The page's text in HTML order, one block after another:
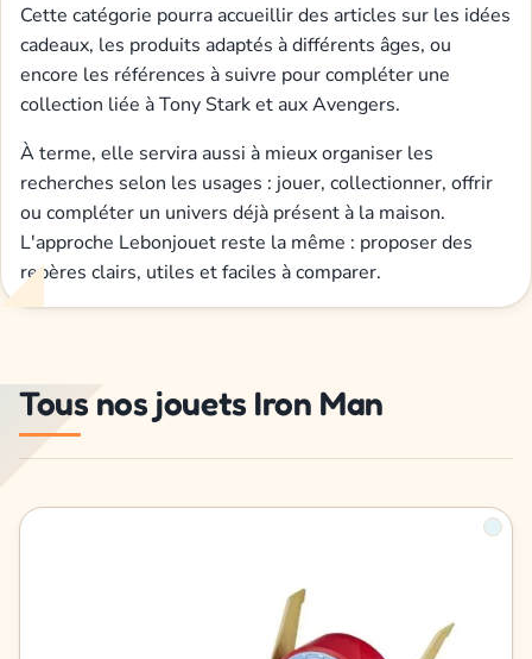
Cette catégorie pourra accueillir des articles sur les idées
cadeaux, les produits adaptés à différents âges, ou
encore les références à suivre pour compléter une
collection liée à Tony Stark et aux Avengers.
À terme, elle servira aussi à mieux organiser les
recherches selon les usages : jouer, collectionner, offrir
ou compléter un univers déjà présent à la maison.
L'approche Lebonjouet reste la même : proposer des
repères clairs, utiles et faciles à comparer.
Tous nos jouets Iron Man